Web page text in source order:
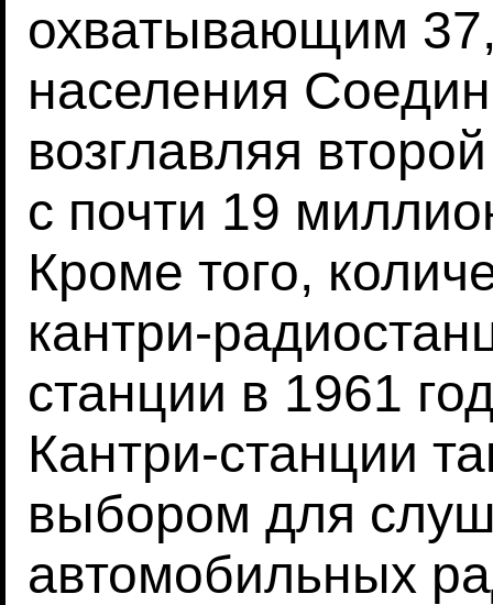
охватывающим
населения
возглавляя
с почти 19
Кроме того,
кантри-
станции в 1961
Кантри-станции
выбором для
автомобильных